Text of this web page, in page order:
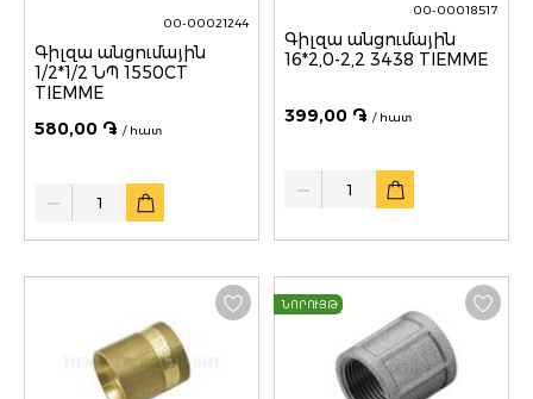
00-00021244
Գիլզա անցումային
1/2*1/2 ՆՊ 1550CT
TIEMME
580,00 ֏ / հատ
00-00018517
Գիլզա անցումային
16*2,0-2,2 3438 TIEMME
399,00 ֏ / հատ
Quantity
ՆՈՐՈՒՅԹ